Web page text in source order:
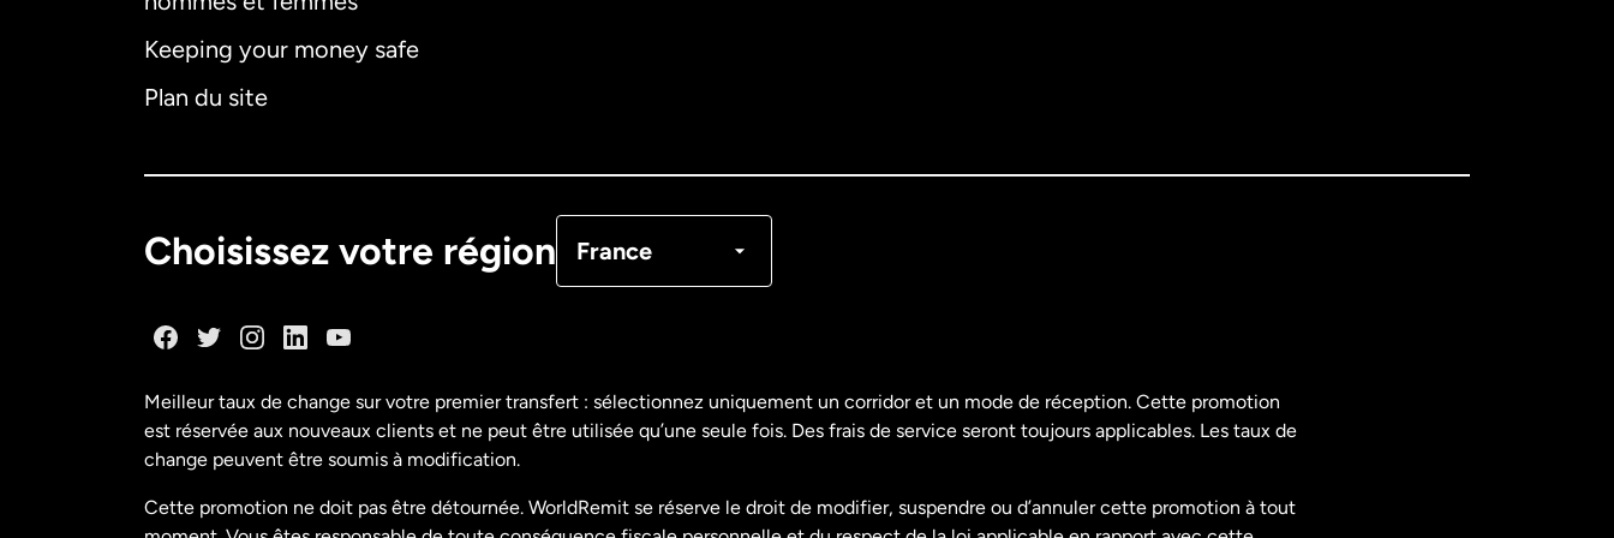
Keeping your money safe
Plan du site
Choisissez votre région France
États-Unis
États-Unis Español
Meilleur taux de change sur votre premier transfert : sélectionnez uniquement un corridor et un mode de réception. Cette promotion
est réservée aux nouveaux clients et ne peut être utilisée qu’une seule fois. Des frais de service seront toujours applicables. Les taux de
change peuvent être soumis à modification.
Cette promotion ne doit pas être détournée. WorldRemit se réserve le droit de modifier, suspendre ou d’annuler cette promotion à tout